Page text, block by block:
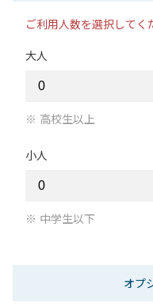
ご利用人数を選択してく
大人
高校生以上
小人
中学生以下
オプ